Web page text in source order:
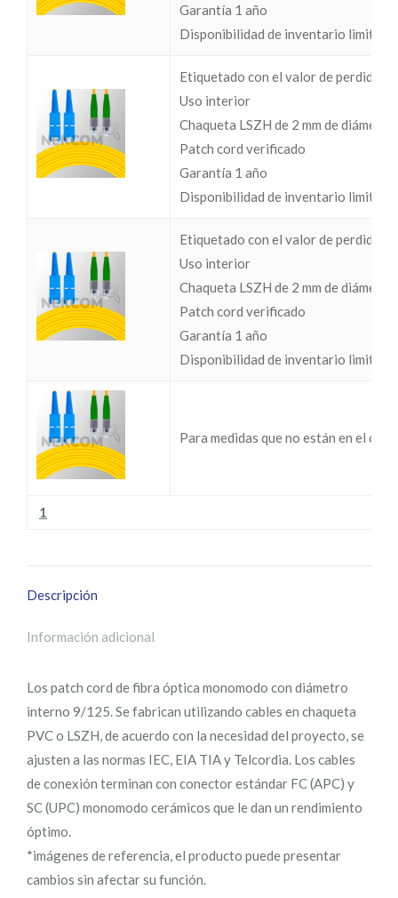
Garantía 1 año
Disponibilidad de inventario limitada
Etiquetado con el valor de perdidas
Uso interior
Chaqueta LSZH de 2 mm de diámetro
Patch cord verificado
Garantía 1 año
Disponibilidad de inventario limitada
Etiquetado con el valor de perdidas
Uso interior
Chaqueta LSZH de 2 mm de diámetro
Patch cord verificado
Garantía 1 año
Disponibilidad de inventario limitada
Para medidas que no están en el
1
Descripción
Información adicional
Los patch cord de fibra óptica monomodo con diámetro
interno 9/125. Se fabrican utilizando cables en chaqueta
PVC o LSZH, de acuerdo con la necesidad del proyecto, se
ajusten a las normas IEC, EIA TIA y Telcordia. Los cables
de conexión terminan con conector estándar FC (APC) y
SC (UPC) monomodo cerámicos que le dan un rendimiento
óptimo.
*imágenes de referencia, el producto puede presentar
cambios sin afectar su función.